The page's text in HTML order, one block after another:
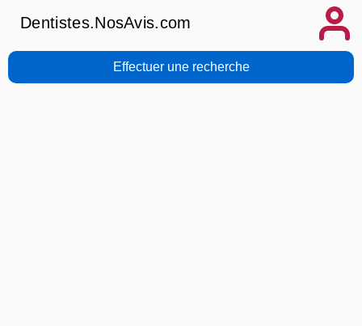
Dentistes.NosAvis.com
Effectuer une recherche